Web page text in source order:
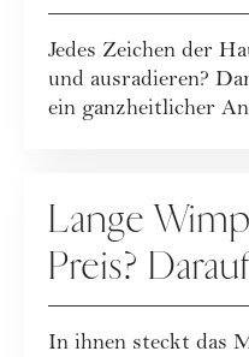
Jedes Zeichen der
und ausradieren?
ein ganzheitlicher
Lange
Preis?
In ihnen steckt das